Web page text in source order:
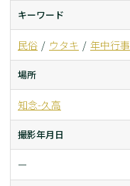
キーワード
民俗 ウタキ 年中行事
場所
知念-久高
撮影年月日
ー